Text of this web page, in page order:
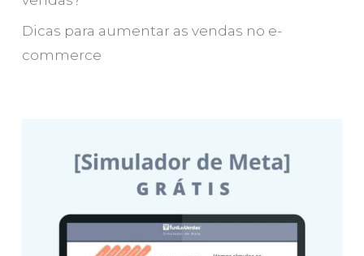
Dicas para aumentar as vendas no e-
commerce